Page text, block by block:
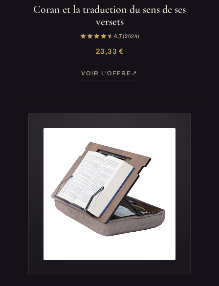
Coran et la traduction du sens de ses
versets
4,7(2 024)
23,33 €
VOIR L'OFFRE